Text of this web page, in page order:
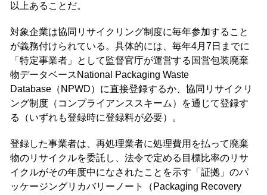
以上あることだ。
対象企業は協同リサイクリング制度に毎年参加すること
が義務付けられている。具体的には、毎年4月7日までに
「特定事業者」として監督官庁が運営する国営包装廃棄
物データベースNational Packaging Waste
Database（NPWD）に直接登録するか、協同リサイクリ
ング制度（コンプライアンススキーム）を通じて登録す
る（いずれも登録時に登録料が必要）。
登録した事業者は、再処理業者に処理費用を払って廃棄
物のリサイクルを委託し、法令で定める目標比率のリサ
イクルがその年度中になされたことを示す「証拠」のパ
ッケージングリカバリーノート（Packaging Recovery